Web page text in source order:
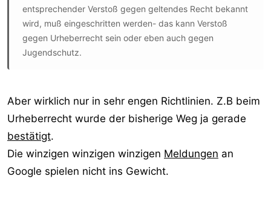
entsprechender Verstoß gegen geltendes Recht bekannt
wird, muß eingeschritten werden- das kann Verstoß
gegen Urheberrecht sein oder eben auch gegen
Jugendschutz.
Aber wirklich nur in sehr engen Richtlinien. Z.B beim
Urheberrecht wurde der bisherige Weg ja gerade
bestätigt.
Die winzigen winzigen winzigen Meldungen an
Google spielen nicht ins Gewicht.